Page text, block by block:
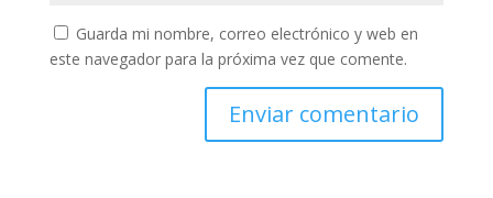
Guarda mi nombre, correo electrónico y web en
este navegador para la próxima vez que comente.